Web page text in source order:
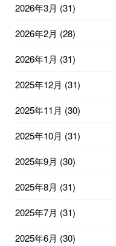
2026年3月 (31)
2026年2月 (28)
2026年1月 (31)
2025年12月 (31)
2025年11月 (30)
2025年10月 (31)
2025年9月 (30)
2025年8月 (31)
2025年7月 (31)
2025年6月 (30)